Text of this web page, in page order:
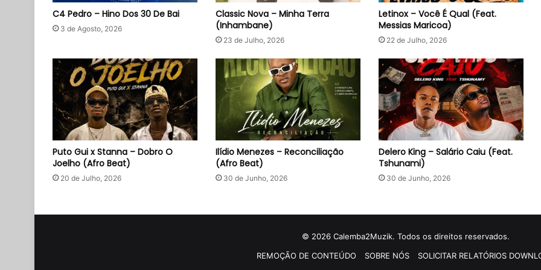
C4 Pedro – Hino Dos 30 De Bai
3 de Agosto, 2026
Classic Nova – Minha Terra
(Inhambane)
23 de Julho, 2026
Letinox – Você É Qual (Feat.
Messias Maricoa)
22 de Julho, 2026
Puto Gui x Stanna – Dobro O
Joelho (Afro Beat)
20 de Julho, 2026
Ilídio Menezes – Reconciliação
(Afro Beat)
30 de Junho, 2026
Delero King – Salário Caiu (Feat.
Tshunami)
30 de Junho, 2026
© 2026 Calemba2Muzik. Todos os direitos reservados.
REMOÇÃO DE CONTEÚDO
SOBRE NÓS
SOLICITAR RELATÓRIOS